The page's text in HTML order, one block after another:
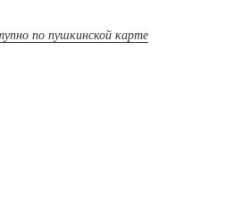
по пушкинской карте